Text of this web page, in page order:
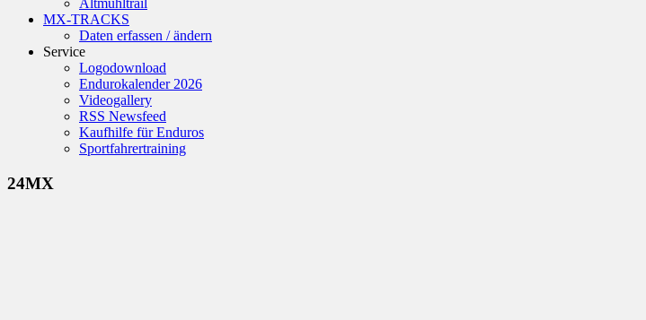
Altmühltrail
MX-TRACKS
Daten erfassen / ändern
Service
Logodownload
Endurokalender 2026
Videogallery
RSS Newsfeed
Kaufhilfe für Enduros
Sportfahrertraining
24MX